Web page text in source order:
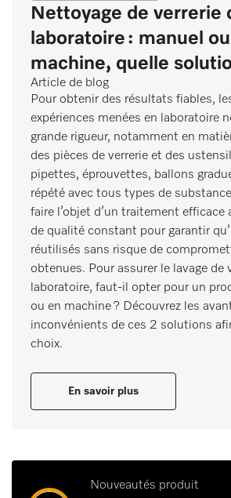
Nettoyage de verrerie
laboratoire : manuel
machine, quelle
Article de blog
Pour obtenir des résultats fiables,
expériences menées en laboratoire
grande rigueur, notamment en
des pièces de verrerie et des
pipettes, éprouvettes, ballons
répété avec tous types de
faire l’objet d’un traitement efficace
de qualité constant pour garantir
réutilisés sans risque de
obtenues. Pour assurer le lavage de
laboratoire, faut-il opter pour un
ou en machine ? Découvrez les
inconvénients de ces 2 solutions
choix.
En savoir plus
Nouveautés produit